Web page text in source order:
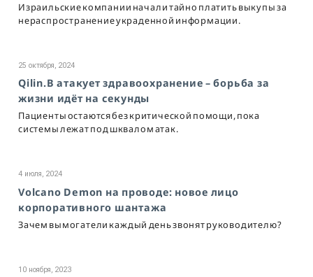
Израильские компании начали тайно платить выкупы за
нераспространение украденной информации.
25 октября, 2024
Qilin.B атакует здравоохранение – борьба за
жизни идёт на секунды
Пациенты остаются без критической помощи, пока
системы лежат под шквалом атак.
4 июля, 2024
Volcano Demon на проводе: новое лицо
корпоративного шантажа
Зачем вымогатели каждый день звонят руководителю?
10 ноября, 2023